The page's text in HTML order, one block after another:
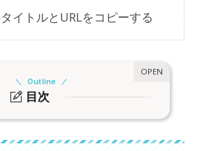
イトルとURLをコピーする
目次
Outline
域とは？